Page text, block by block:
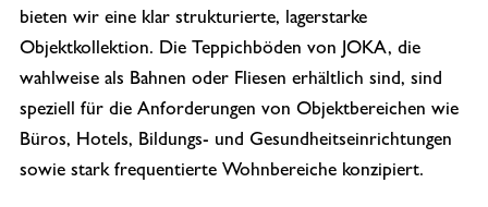
bieten wir eine klar strukturierte, lagerstarke
Objektkollektion. Die Teppichböden von JOKA, die
wahlweise als Bahnen oder Fliesen erhältlich sind, sind
speziell für die Anforderungen von Objektbereichen wie
Büros, Hotels, Bildungs- und Gesundheitseinrichtungen
sowie stark frequentierte Wohnbereiche konzipiert.